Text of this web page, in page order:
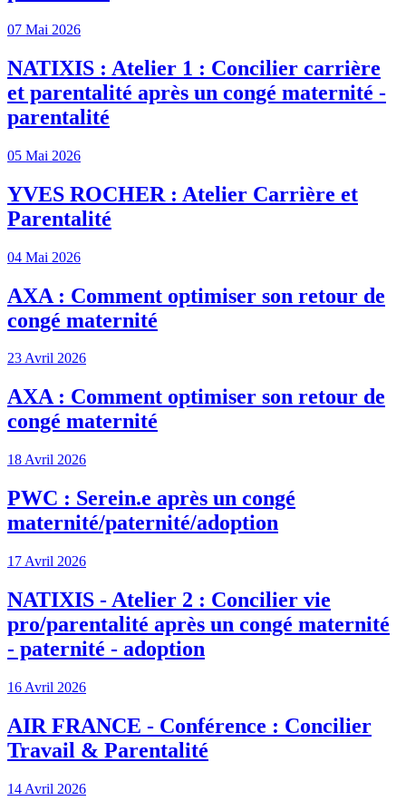
07 Mai 2026
NATIXIS : Atelier 1 : Concilier carrière
et parentalité après un congé maternité -
parentalité
05 Mai 2026
YVES ROCHER : Atelier Carrière et
Parentalité
04 Mai 2026
AXA : Comment optimiser son retour de
congé maternité
23 Avril 2026
AXA : Comment optimiser son retour de
congé maternité
18 Avril 2026
PWC : Serein.e après un congé
maternité/paternité/adoption
17 Avril 2026
NATIXIS - Atelier 2 : Concilier vie
pro/parentalité après un congé maternité
- paternité - adoption
16 Avril 2026
AIR FRANCE - Conférence : Concilier
Travail & Parentalité
14 Avril 2026